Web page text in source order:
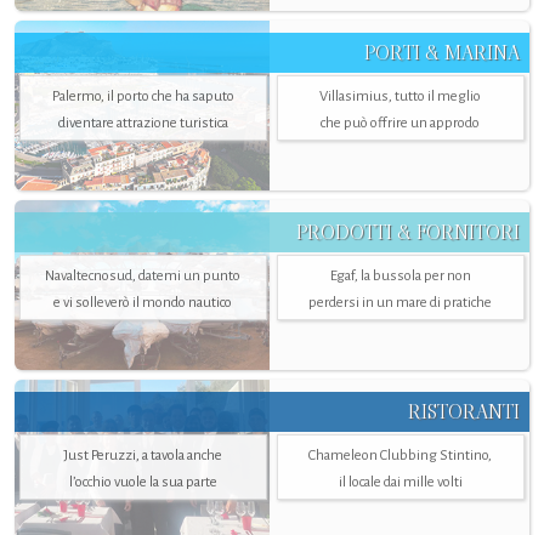
PORTI & MARINA
Palermo, il porto che ha saputo
diventare attrazione turistica
Villasimius, tutto il meglio
che può offrire un approdo
PRODOTTI & FORNITORI
Navaltecnosud, datemi un punto
e vi solleverò il mondo nautico
Egaf, la bussola per non
perdersi in un mare di pratiche
RISTORANTI
Just Peruzzi, a tavola anche
l’occhio vuole la sua parte
Chameleon Clubbing Stintino,
il locale dai mille volti